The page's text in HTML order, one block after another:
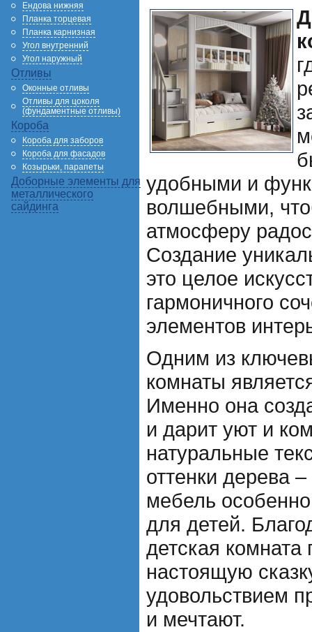
Ендова нижняя
Планка торцевая
Планка карнизная
Угол внутренний
Угол наружный
Отливы
Оконные отливы
Отливы для цоколя
(фундаментные отливы)
Короба
Короба для заборов
Короба для фасадов
Козырьки, парапеты
Доборные элементы для
металлического
сайдинга
удобными и
волшебными,
атмосферу
Создание
это целое
гармоничного
элементов
Одним из
комнаты
Именно она
и дарит уют и
натуральные
оттенки дерева
мебель
для детей.
детская
настоящую
удовольствием
и мечтают.